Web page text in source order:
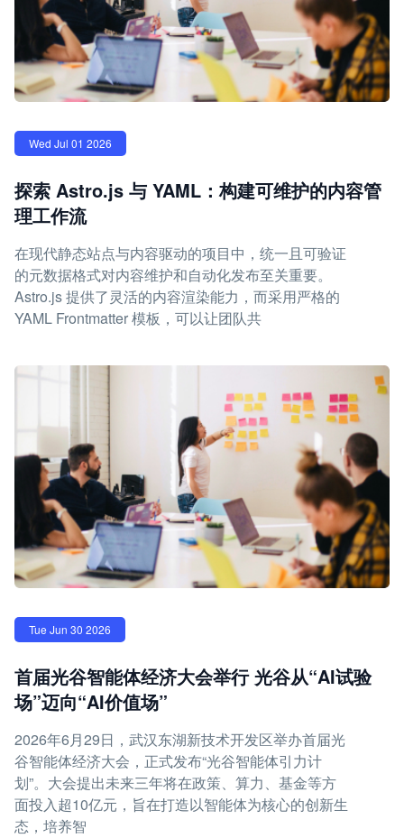
Wed Jul 01 2026
探索 Astro.js 与 YAML：构建可维护的内容管
理工作流
在现代静态站点与内容驱动的项目中，统一且可验证
的元数据格式对内容维护和自动化发布至关重要。
Astro.js 提供了灵活的内容渲染能力，而采用严格的
YAML Frontmatter 模板，可以让团队共
Tue Jun 30 2026
首届光谷智能体经济大会举行 光谷从“AI试验
场”迈向“AI价值场”
2026年6月29日，武汉东湖新技术开发区举办首届光
谷智能体经济大会，正式发布“光谷智能体引力计
划”。大会提出未来三年将在政策、算力、基金等方
面投入超10亿元，旨在打造以智能体为核心的创新生
态，培养智